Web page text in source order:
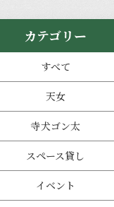
カテゴリー
すべて
天女
寺犬ゴン太
スペース貸し
イベント